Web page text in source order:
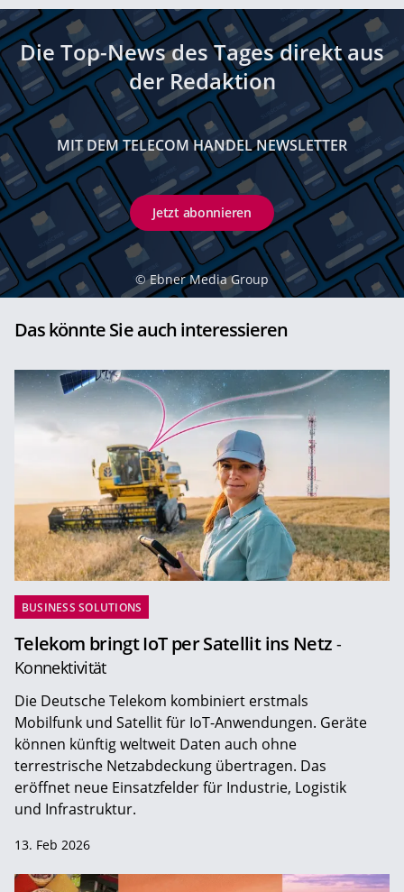
Die Top-News des Tages direkt aus
der Redaktion
MIT DEM TELECOM HANDEL NEWSLETTER
Jetzt abonnieren
© Ebner Media Group
Das könnte Sie auch interessieren
BUSINESS SOLUTIONS
Telekom bringt IoT per Satellit ins Netz -
Konnektivität
Die Deutsche Telekom kombiniert erstmals
Mobilfunk und Satellit für IoT-Anwendungen. Geräte
können künftig weltweit Daten auch ohne
terrestrische Netzabdeckung übertragen. Das
eröffnet neue Einsatzfelder für Industrie, Logistik
und Infrastruktur.
13. Feb 2026